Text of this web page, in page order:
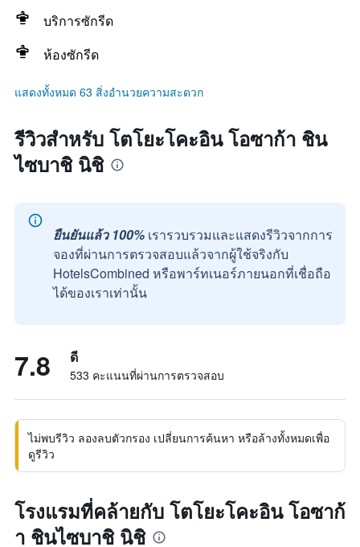
บริการซักรีด
ห้องซักรีด
แสดงทั้งหมด 63 สิ่งอำนวยความสะดวก
รีวิวสำหรับ โตโยะโคะอิน โอซาก้า ชิน
ไซบาชิ นิชิ
ยืนยันแล้ว 100% เรารวบรวมและแสดงรีวิวจากการ
จองที่ผ่านการตรวจสอบแล้วจากผู้ใช้จริงกับ
HotelsCombined หรือพาร์ทเนอร์ภายนอกที่เชื่อถือ
ได้ของเราเท่านั้น
7.8 ดี
533 คะแนนที่ผ่านการตรวจสอบ
ไม่พบรีวิว ลองลบตัวกรอง เปลี่ยนการค้นหา หรือล้างทั้งหมดเพื่อ
ดูรีวิว
โรงแรมที่คล้ายกับ โตโยะโคะอิน โอซาก้
า ชินไซบาชิ นิชิ